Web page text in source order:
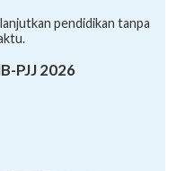
pendidikan tanpa
PJJ 2026